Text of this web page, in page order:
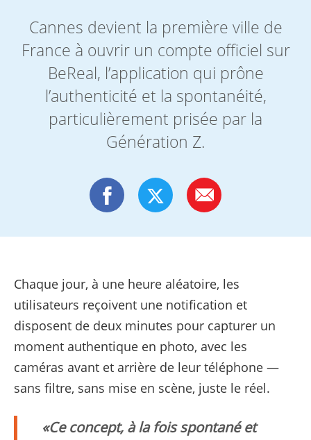
Cannes devient la première ville de
France à ouvrir un compte officiel sur
BeReal, l’application qui prône
l’authenticité et la spontanéité,
particulièrement prisée par la
Génération Z.
Chaque jour, à une heure aléatoire, les
utilisateurs reçoivent une notification et
disposent de deux minutes pour capturer un
moment authentique en photo, avec les
caméras avant et arrière de leur téléphone —
sans filtre, sans mise en scène, juste le réel.
Ce concept, à la fois spontané et